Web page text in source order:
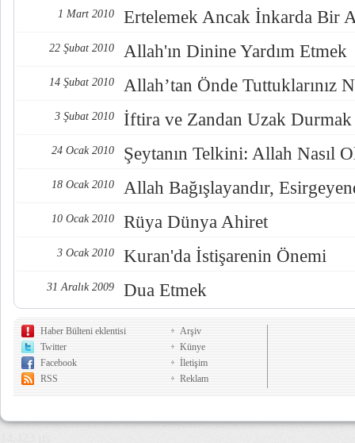
1 Mart 2010 Ertelemek Ancak İnkarda Bir
22 Şubat 2010 Allah'ın Dinine Yardım Etmek
14 Şubat 2010 Allah’tan Önde Tuttuklarınız
3 Şubat 2010 İftira ve Zandan Uzak Durmak
24 Ocak 2010 Şeytanın Telkini: Allah Nasıl
18 Ocak 2010 Allah Bağışlayandır,
10 Ocak 2010 Rüya Dünya Ahiret
3 Ocak 2010 Kuran'da İstişarenin Önemi
31 Aralık 2009 Dua Etmek
Haber Bülteni eklentisi
Twitter
Facebook
RSS
Arşiv
Künye
İletişim
Reklam